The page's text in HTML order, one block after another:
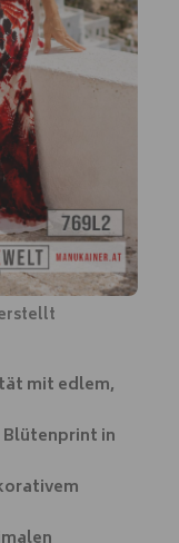
mit edlem,
Blütenprint in